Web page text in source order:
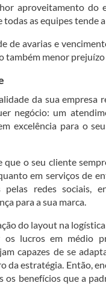
aproveitamento do
as equipes tende
de avarias e
menor prejuízo
da sua empresa
negócio: um
excelência para o
o seu cliente
em serviços de
redes sociais,
para a sua marca.
do layout na
os lucros em médio
capazes de se
da estratégia. Então,
os benefícios que a